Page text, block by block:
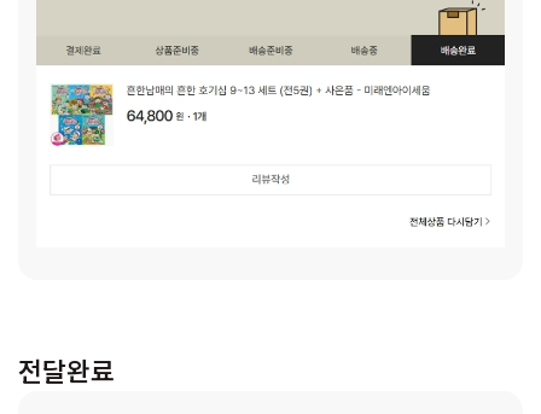
전달완료